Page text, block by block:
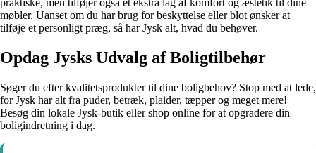
praktiske, men tilføjer også et ekstra lag af komfort og æstetik til dine
møbler. Uanset om du har brug for beskyttelse eller blot ønsker at
tilføje et personligt præg, så har Jysk alt, hvad du behøver.
Opdag Jysks Udvalg af Boligtilbehør
Søger du efter kvalitetsprodukter til dine boligbehov? Stop med at lede,
for Jysk har alt fra puder, betræk, plaider, tæpper og meget mere!
Besøg din lokale Jysk-butik eller shop online for at opgradere din
boligindretning i dag.